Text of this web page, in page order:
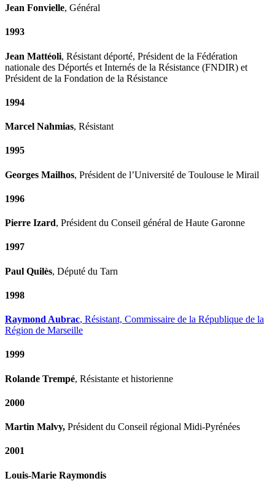
Jean Fonvielle, Général
1993
Jean Mattéoli, Résistant déporté, Président de la Fédération
nationale des Déportés et Internés de la Résistance (FNDIR) et
Président de la Fondation de la Résistance
1994
Marcel Nahmias, Résistant
1995
Georges Mailhos, Président de l’Université de Toulouse le Mirail
1996
Pierre Izard, Président du Conseil général de Haute Garonne
1997
Paul Quilès, Député du Tarn
1998
Raymond Aubrac, Résistant, Commissaire de la République de la
Région de Marseille
1999
Rolande Trempé, Résistante et historienne
2000
Martin Malvy, Président du Conseil régional Midi-Pyrénées
2001
Louis-Marie Raymondis